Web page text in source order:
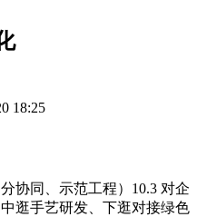
18:25
同、示范工程）10.3 对企
逛手艺研发、下逛对接绿色